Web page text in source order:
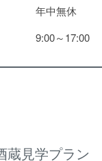
年中無休
9:00～17:00
見学プラン